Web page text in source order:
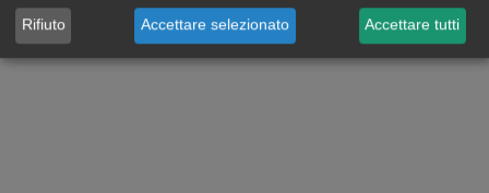
Rifiuto Accettare selezionato Accettare tutti